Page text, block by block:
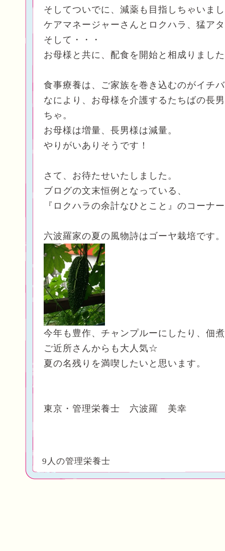
そしてついでに、減薬も目指しちゃいま
ケアマネージャーさんとロクハラ、猛ア
そして・・・
お母様と共に、配食を開始と相成りまし
食事療養は、ご家族を巻き込むのがイチ
なにより、お母様を介護するたちばの長
ちゃ。
お母様は増量、長男様は減量。
やりがいありそうです！
さて、お待たせいたしました。
ブログの文末恒例となっている、
『ロクハラの余計なひとこと』のコーナ
六波羅家の夏の風物詩はゴーヤ栽培です。
今年も豊作、チャンプルーにしたり、佃
ご近所さんからも大人気☆
夏の名残りを満喫したいと思います。
東京・管理栄養士 六波羅 美幸
9人の管理栄養士